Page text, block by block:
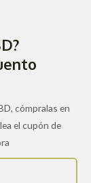
cómpralas en
el cupón de